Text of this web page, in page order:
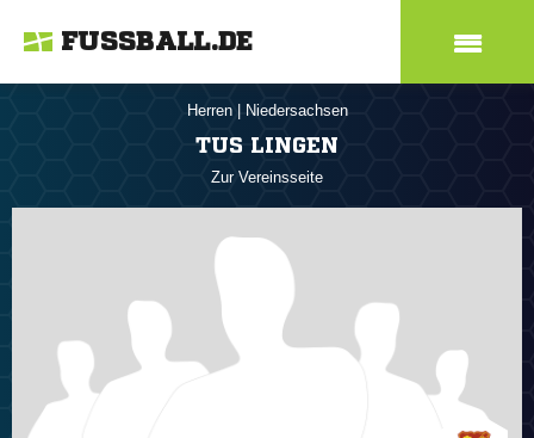
FUSSBALL.DE
Herren Niedersachsen
TUS LINGEN
Zur Vereinsseite